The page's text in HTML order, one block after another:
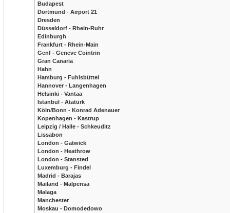
Budapest
Dortmund - Airport 21
Dresden
Düsseldorf - Rhein-Ruhr
Edinburgh
Frankfurt - Rhein-Main
Genf - Geneve Cointrin
Gran Canaria
Hahn
Hamburg - Fuhlsbüttel
Hannover - Langenhagen
Helsinki - Vantaa
Istanbul - Atatürk
Köln/Bonn - Konrad Adenauer
Kopenhagen - Kastrup
Leipzig / Halle - Schkeuditz
Lissabon
London - Gatwick
London - Heathrow
London - Stansted
Luxemburg - Findel
Madrid - Barajas
Mailand - Malpensa
Malaga
Manchester
Moskau - Domodedowo